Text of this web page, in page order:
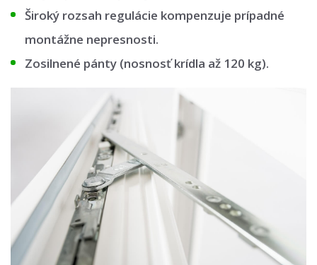
Široký rozsah regulácie kompenzuje prípadné
montážne nepresnosti.
Zosilnené pánty (nosnosť krídla až 120 kg).